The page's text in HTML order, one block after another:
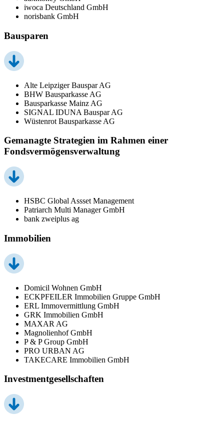
iwoca Deutschland GmbH
norisbank GmbH
Bausparen
Alte Leipziger Bauspar AG
BHW Bausparkasse AG
Bausparkasse Mainz AG
SIGNAL IDUNA Bauspar AG
Wüstenrot Bausparkasse AG
Gemanagte Strategien im Rahmen einer
Fondsvermögensverwaltung
HSBC Global Assset Management
Patriarch Multi Manager GmbH
bank zweiplus ag
Immobilien
Domicil Wohnen GmbH
ECKPFEILER Immobilien Gruppe GmbH
ERL Immovermittlung GmbH
GRK Immobilien GmbH
MAXAR AG
Magnolienhof GmbH
P & P Group GmbH
PRO URBAN AG
TAKECARE Immobilien GmbH
Investmentgesellschaften